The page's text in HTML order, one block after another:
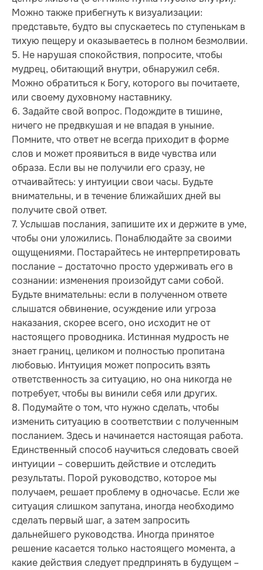
Можно также прибегнуть к визуализации:
представьте, будто вы спускаетесь по ступенькам в
тихую пещеру и оказываетесь в полном безмолвии.
5. Не нарушая спокойствия, попросите, чтобы
мудрец, обитающий внутри, обнаружил себя.
Можно обратиться к Богу, которого вы почитаете,
или своему духовному наставнику.
6. Задайте свой вопрос. Подождите в тишине,
ничего не предвкушая и не впадая в уныние.
Помните, что ответ не всегда приходит в форме
слов и может проявиться в виде чувства или
образа. Если вы не получили его сразу, не
отчаивайтесь: у интуиции свои часы. Будьте
внимательны, и в течение ближайших дней вы
получите свой ответ.
7. Услышав послания, запишите их и держите в уме,
чтобы они уложились. Понаблюдайте за своими
ощущениями. Постарайтесь не интерпретировать
послание – достаточно просто удерживать его в
сознании: изменения произойдут сами собой.
Будьте внимательны: если в полученном ответе
слышатся обвинение, осуждение или угроза
наказания, скорее всего, оно исходит не от
настоящего проводника. Истинная мудрость не
знает границ, целиком и полностью пропитана
любовью. Интуиция может попросить взять
ответственность за ситуацию, но она никогда не
потребует, чтобы вы винили себя или других.
8. Подумайте о том, что нужно сделать, чтобы
изменить ситуацию в соответствии с полученным
посланием. Здесь и начинается настоящая работа.
Единственный способ научиться следовать своей
ин­туи­ции – совершить действие и отследить
результаты. Порой руководство, которое мы
получаем, решает проблему в одночасье. Если же
ситуация слишком запутана, иногда необходимо
сделать первый шаг, а затем запросить
дальнейшего руководства. Иногда принятое
решение касается только настоящего момента, а
какие действия следует предпринять в будущем –